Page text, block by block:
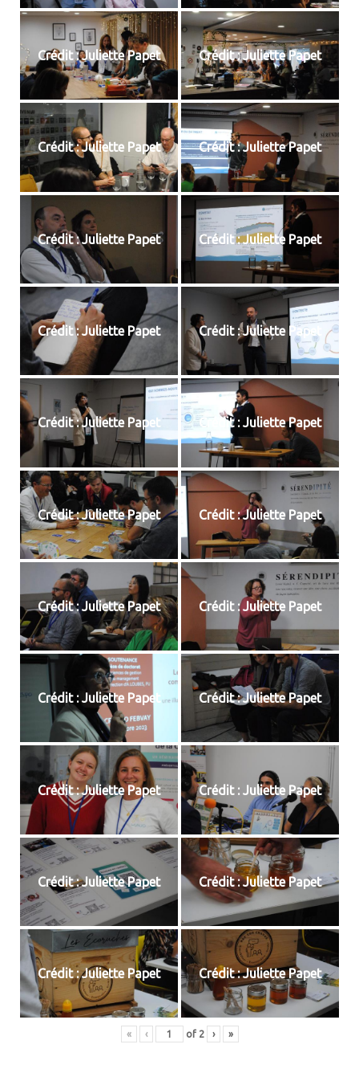
Crédit : Juliette Papet Crédit : Juliette Papet
Crédit : Juliette Papet Crédit : Juliette Papet
Crédit : Juliette Papet Crédit : Juliette Papet
Crédit : Juliette Papet Crédit : Juliette Papet
Crédit : Juliette Papet Crédit : Juliette Papet
Crédit : Juliette Papet Crédit : Juliette Papet
Crédit : Juliette Papet Crédit : Juliette Papet
Crédit : Juliette Papet Crédit : Juliette Papet
Crédit : Juliette Papet Crédit : Juliette Papet
Crédit : Juliette Papet Crédit : Juliette Papet
Crédit : Juliette Papet Crédit : Juliette Papet
« ‹ of 2 › »